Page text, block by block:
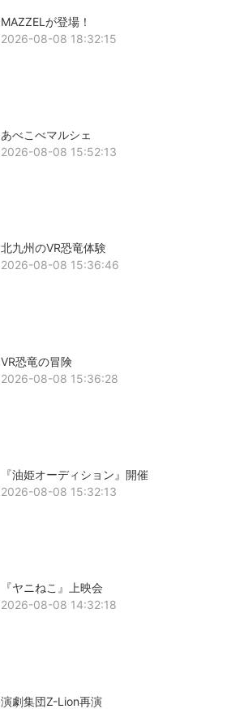
MAZZELが登場！
2026-08-08 18:32:15
あべこべマルシェ
2026-08-08 15:52:13
北九州のVR恐竜体験
2026-08-08 15:36:46
VR恐竜の冒険
2026-08-08 15:36:28
『油姫オーディション』開催
2026-08-08 15:32:13
『ヤニねこ』上映会
2026-08-08 14:32:18
演劇集団Z-Lion再演